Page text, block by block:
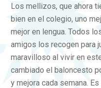
Los mellizos, que ahora
bien en el colegio, uno
mejor en lengua. Todos
amigos los recogen para
maravilloso al vivir en
cambiado el baloncesto
y mejora cada semana.